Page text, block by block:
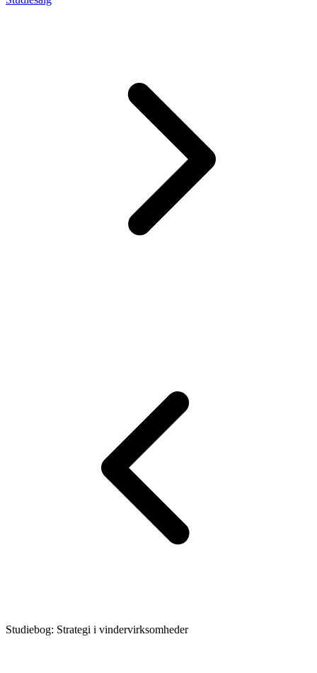
Studiebog: Strategi i vindervirksomheder